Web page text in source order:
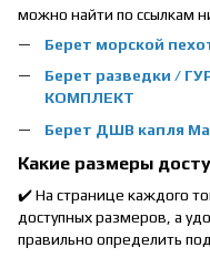
можно найти по ссылкам
Берет морской
Берет разведки /
КОМПЛЕКТ
Берет ДШВ капля
Какие размеры
✔️ На странице каждого
доступных размеров, а
правильно определить